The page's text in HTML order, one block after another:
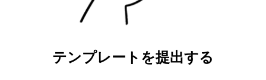
テンプレートを提出する